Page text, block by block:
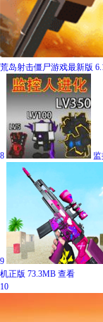
荒岛射击僵尸游戏最新版
8
9
机正版 73.3MB 查看
10